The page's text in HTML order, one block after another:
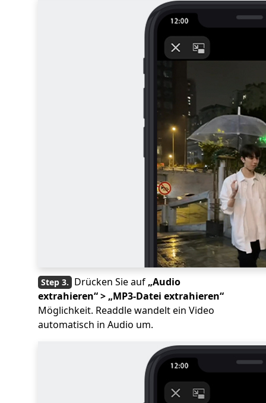
Drücken Sie auf „Audio
extrahieren“ > „MP3-Datei extrahieren“
Möglichkeit. Readdle wandelt ein Video
automatisch in Audio um.